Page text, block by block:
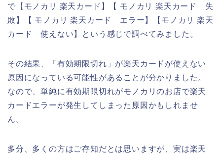
で【モノカリ 楽天カード】【 モノカリ 楽天カード 失
敗】【 モノカリ 楽天カード エラー】【モノカリ 楽天
カード 使えない】という感じで調べてみました。
その結果、「有効期限切れ」が楽天カードが使えない
原因になっている可能性があることが分かりました。
なので、単純に有効期限切れがモノカリのお店で楽天
カードエラーが発生してしまった原因かもしれませ
ん。
多分、多くの方はご存知だとは思いますが、実は楽天